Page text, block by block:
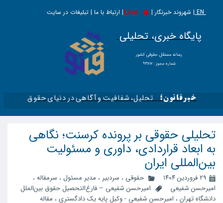
EN | شهروند خبرنگار | | ارتباط با ما | تبلیغات در سایت
Live
پایگاه خبری، تحلیلی
​​​​رسانه مستقل حقوقی کشور
شماره مجوز : ۹۳۶۱۷
خبرقانون؛ تحلیل، شفافیت و آگاهی در دنیای حقوق​​​​​​​
تحلیلی حقوقی بر پرونده کرسنت؛ نگاهی
به ابعاد قراردادی، داوری و مسئولیت
بین‌المللی ایران
۲۹ فروردین ۱۴۰۴ حقوقی ، سردبیر ، مدیر مسئول ، سرمقاله ،
امیرحسن شفیعی
امیرحسن شفیعی – فارغ‌التحصیل حقوق بین‌الملل
دانشگاه تهران ، امیرحسن شفیعی - وکیل پایه یک دادگستری ، مقاله